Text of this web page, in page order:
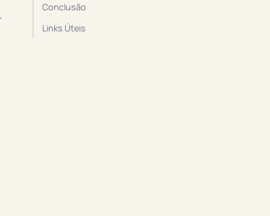
Conclusão
Links Úteis